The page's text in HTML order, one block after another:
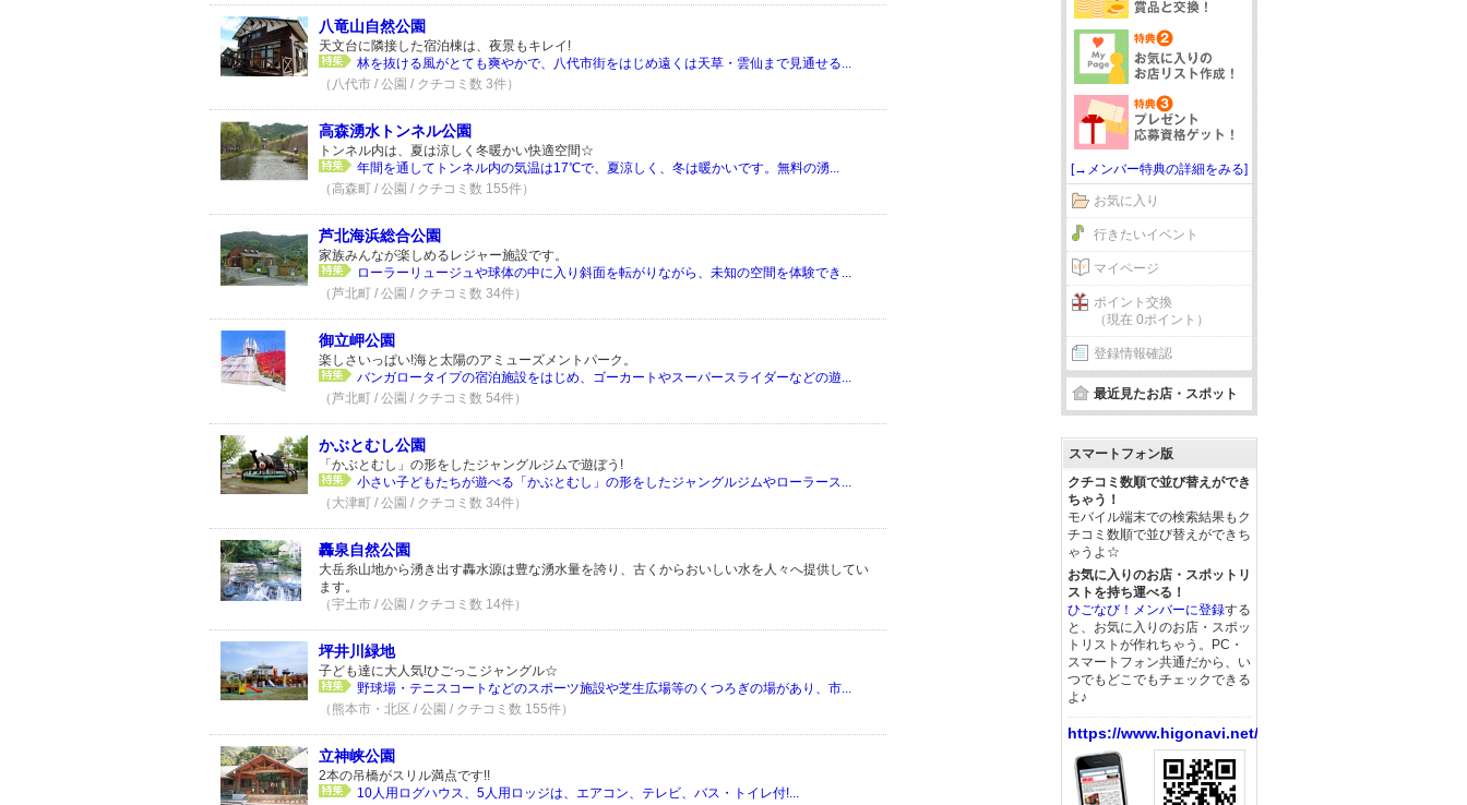
八竜山自然公園
天文台に隣接した宿泊棟は、夜景もキレイ!
林を抜ける風がとても爽やかで、八代市街をはじめ遠くは天草・雲仙まで見通せる...
（八代市 / 公園 / クチコミ数 3件）
高森湧水トンネル公園
トンネル内は、夏は涼しく冬暖かい快適空間☆
年間を通してトンネル内の気温は17℃で、夏涼しく、冬は暖かいです。無料の湧...
（高森町 / 公園 / クチコミ数 155件）
芦北海浜総合公園
家族みんなが楽しめるレジャー施設です。
ローラーリュージュや球体の中に入り斜面を転がりながら、未知の空間を体験でき...
（芦北町 / 公園 / クチコミ数 34件）
御立岬公園
楽しさいっぱい!海と太陽のアミューズメントパーク。
バンガロータイプの宿泊施設をはじめ、ゴーカートやスーパースライダーなどの遊...
（芦北町 / 公園 / クチコミ数 54件）
かぶとむし公園
「かぶとむし」の形をしたジャングルジムで遊ぼう!
小さい子どもたちが遊べる「かぶとむし」の形をしたジャングルジムやローラース...
（大津町 / 公園 / クチコミ数 34件）
轟泉自然公園
大岳糸山地から湧き出す轟水源は豊な湧水量を誇り、古くからおいしい水を人々へ提供してい
ます。
（宇土市 / 公園 / クチコミ数 14件）
坪井川緑地
子ども達に大人気!ひごっこジャングル☆
野球場・テニスコートなどのスポーツ施設や芝生広場等のくつろぎの場があり、市...
（熊本市・北区 / 公園 / クチコミ数 155件）
立神峡公園
2本の吊橋がスリル満点です!!
10人用ログハウス、5人用ロッジは、エアコン、テレビ、バス・トイレ付!...
[→メンバー特典の詳細をみる]
お気に入り
行きたいイベント
マイページ
ポイント交換
（現在 0ポイント）
登録情報確認
最近見たお店・スポット
スマートフォン版
クチコミ数順で並び替えができ
ちゃう！
モバイル端末での検索結果もク
チコミ数順で並び替えができち
ゃうよ☆
お気に入りのお店・スポットリ
ストを持ち運べる！
ひごなび！メンバーに登録する
と、お気に入りのお店・スポッ
トリストが作れちゃう。PC・
スマートフォン共通だから、い
つでもどこでもチェックできる
よ♪
https://www.higonavi.net/